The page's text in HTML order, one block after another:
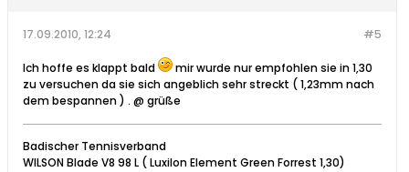
#5
17.09.2010, 12:24
Ich hoffe es klappt bald
mir wurde nur empfohlen sie in 1,30
zu versuchen da sie sich angeblich sehr streckt ( 1,23mm nach
dem bespannen ) . @ grüße
Badischer Tennisverband
WILSON Blade V8 98 L ( Luxilon Element Green Forrest 1,30)